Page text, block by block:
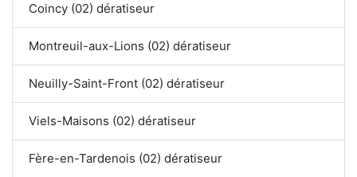
Coincy (02) dératiseur
Montreuil-aux-Lions (02) dératiseur
Neuilly-Saint-Front (02) dératiseur
Viels-Maisons (02) dératiseur
Fère-en-Tardenois (02) dératiseur